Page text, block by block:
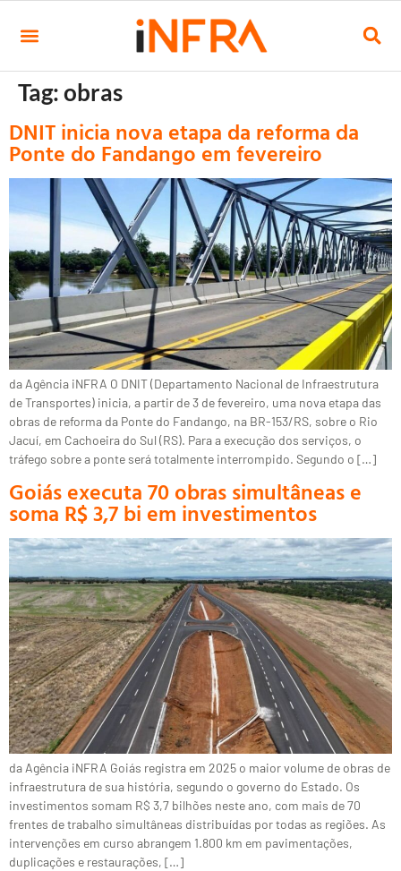
Tag:obras
DNIT inicia nova etapa da reforma da
Ponte do Fandango em fevereiro
da Agência iNFRA O DNIT (Departamento Nacional de Infraestrutura
de Transportes) inicia, a partir de 3 de fevereiro, uma nova etapa das
obras de reforma da Ponte do Fandango, na BR-153/RS, sobre o Rio
Jacuí, em Cachoeira do Sul (RS). Para a execução dos serviços, o
tráfego sobre a ponte será totalmente interrompido. Segundo o […]
Goiás executa 70 obras simultâneas e
soma R$ 3,7 bi em investimentos
da Agência iNFRA Goiás registra em 2025 o maior volume de obras de
infraestrutura de sua história, segundo o governo do Estado. Os
investimentos somam R$ 3,7 bilhões neste ano, com mais de 70
frentes de trabalho simultâneas distribuídas por todas as regiões. As
intervenções em curso abrangem 1.800 km em pavimentações,
duplicações e restaurações, […]